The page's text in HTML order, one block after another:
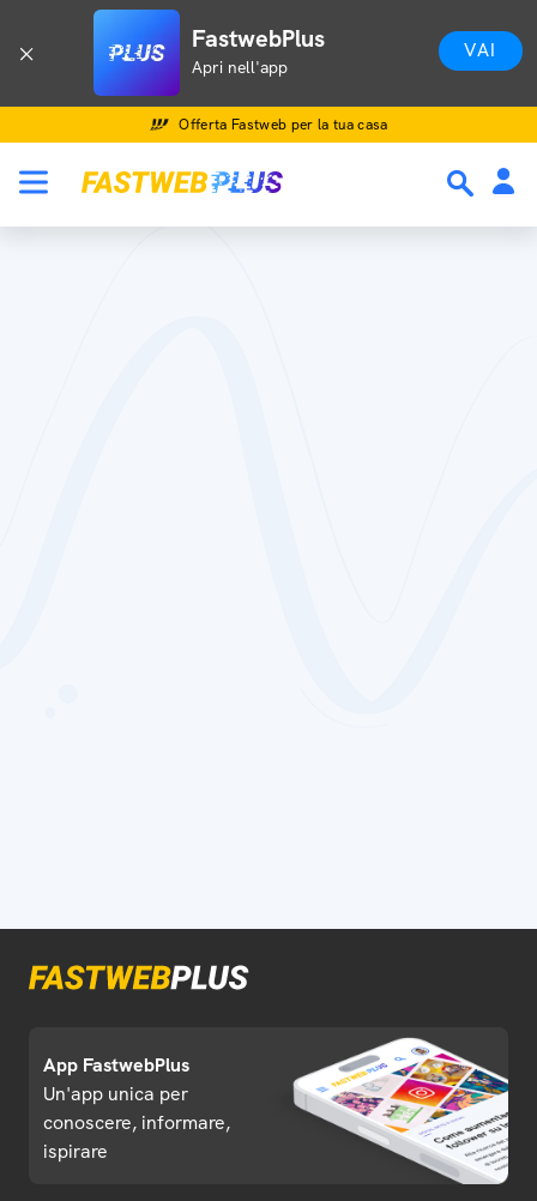
FastwebPlus
Apri nell'app
VAI
Offerta Fastweb per la tua casa
App FastwebPlus
Un'app unica per
conoscere, informare,
ispirare